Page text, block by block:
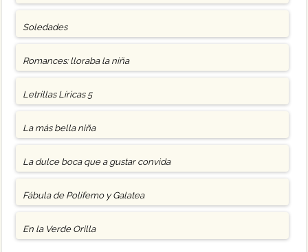
Soledades
Romances: lloraba la niña
Letrillas Líricas 5
La más bella niña
La dulce boca que a gustar convida
Fábula de Polifemo y Galatea
En la Verde Orilla